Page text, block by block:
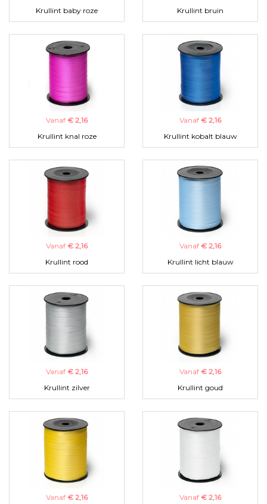
Krullint baby roze
Krullint bruin
Vanaf € 2,16
Krullint knal roze
Vanaf € 2,16
Krullint kobalt blauw
Vanaf € 2,16
Krullint rood
Vanaf € 2,16
Krullint licht blauw
Vanaf € 2,16
Krullint zilver
Vanaf € 2,16
Krullint goud
Vanaf € 2,16
Vanaf € 2,16